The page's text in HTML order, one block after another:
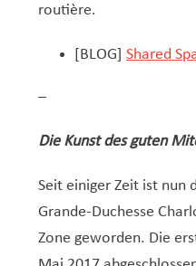
routière.
[BLOG] Shared
–
Die Kunst des guten
Seit einiger Zeit ist nun
Grande-Duchesse
Zone geworden. Die